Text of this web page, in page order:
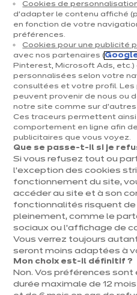
Cuisines &
Cuisines équipées
Inspirations & conseils
Aménagement intérieur
Votre projet
À propos d'ixina
Recrutement
Découvrez
Cookies de
d’adapter le contenu affiché
en fonction de votre
préférences.
Cookies pour une publicité
avec nos partenaires (
Pinterest, Microsoft Ads, etc.)
personnalisées selon votre
consultées et votre profil.
peuvent provenir de nous ou
notre site comme sur
Ces traceurs permettent
comportement en ligne afin
publicitaires que vous voyez.
Que se passe-t-il si je
Si vous refusez tout ou
l’exception des cookies
fonctionnement du site,
accéder au site et à son
fonctionnalités risquent
pleinement, comme le
sociaux ou l’affichage de
Vous verrez toujours
seront moins adaptées à
Mon choix est-il définitif ?
Non. Vos préférences sont
durée maximale de 12